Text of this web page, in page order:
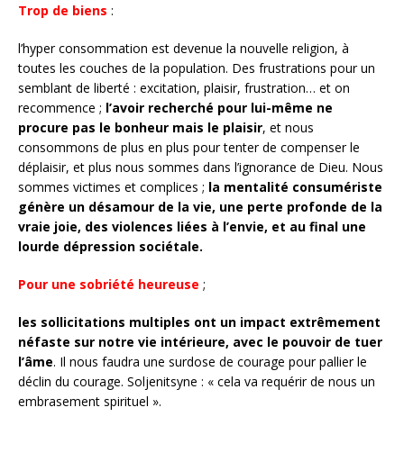
Trop de biens :
l’hyper consommation est devenue la nouvelle religion, à
toutes les couches de la population. Des frustrations pour un
semblant de liberté : excitation, plaisir, frustration… et on
recommence ; l’avoir recherché pour lui-même ne
procure pas le bonheur mais le plaisir, et nous
consommons de plus en plus pour tenter de compenser le
déplaisir, et plus nous sommes dans l’ignorance de Dieu. Nous
sommes victimes et complices ; la mentalité consumériste
génère un désamour de la vie, une perte profonde de la
vraie joie, des violences liées à l’envie, et au final une
lourde dépression sociétale.
Pour une sobriété heureuse ;
les sollicitations multiples ont un impact extrêmement
néfaste sur notre vie intérieure, avec le pouvoir de tuer
l’âme. Il nous faudra une surdose de courage pour pallier le
déclin du courage. Soljenitsyne : « cela va requérir de nous un
embrasement spirituel ».